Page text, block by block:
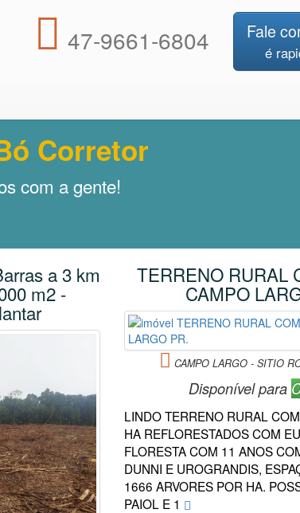
47-9661-6804 Fale
é
Corretor
com a gente!
a 3 km
m2 -
TERRENO RURAL
CAMPO
CAMPO LARGO - SITIO
Disponível para
LINDO TERRENO RURAL
HA REFLORESTADOS COM
FLORESTA COM 11 ANOS
DUNNI E UROGRANDIS,
1666 ARVORES POR HA.
PAIOL E 1